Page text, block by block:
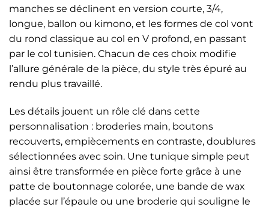
manches se déclinent en version courte, 3/4,
longue, ballon ou kimono, et les formes de col vont
du rond classique au col en V profond, en passant
par le col tunisien. Chacun de ces choix modifie
l’allure générale de la pièce, du style très épuré au
rendu plus travaillé.
Les détails jouent un rôle clé dans cette
personnalisation : broderies main, boutons
recouverts, empiècements en contraste, doublures
sélectionnées avec soin. Une tunique simple peut
ainsi être transformée en pièce forte grâce à une
patte de boutonnage colorée, une bande de wax
placée sur l’épaule ou une broderie qui souligne le